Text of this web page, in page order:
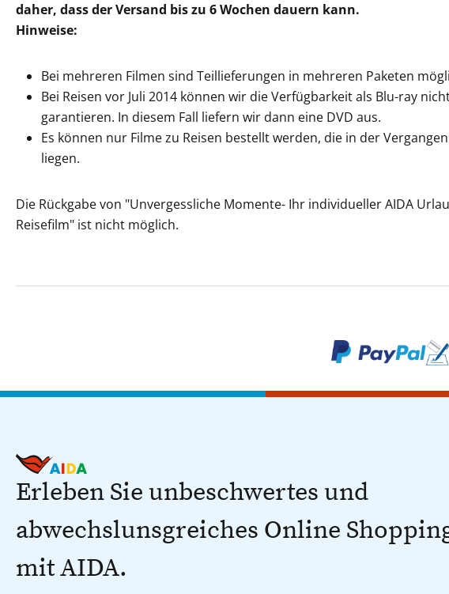
daher, dass der Versand bis zu 6 Wochen dauern kann.
Hinweise:
Bei mehreren Filmen sind Teillieferungen in mehreren Paketen
Bei Reisen vor Juli 2014 können wir die Verfügbarkeit als Blu-ray
garantieren. In diesem Fall liefern wir dann eine DVD aus.
Es können nur Filme zu Reisen bestellt werden, die in der
liegen.
Die Rückgabe von "Unvergessliche Momente- Ihr individueller AIDA
Reisefilm" ist nicht möglich.
Erleben Sie unbeschwertes und
abwechslunsgreiches Online
mit AIDA.